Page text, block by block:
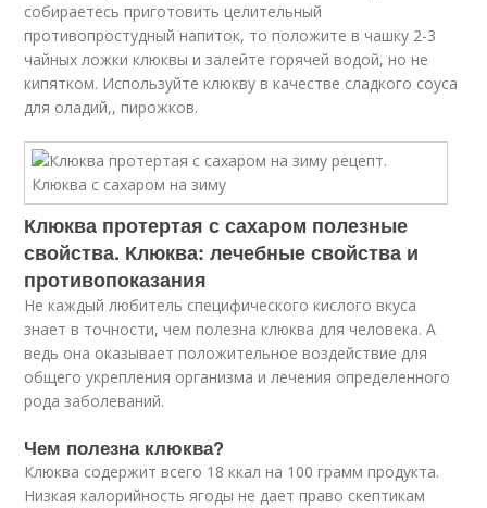
собираетесь приготовить целительный
противопростудный напиток, то положите в чашку 2-3
чайных ложки клюквы и залейте горячей водой, но не
кипятком. Используйте клюкву в качестве сладкого соуса
для оладий,, пирожков.
Клюква протертая с сахаром полезные
свойства. Клюква: лечебные свойства и
противопоказания
Не каждый любитель специфического кислого вкуса
знает в точности, чем полезна клюква для человека. А
ведь она оказывает положительное воздействие для
общего укрепления организма и лечения определенного
рода заболеваний.
Чем полезна клюква?
Клюква содержит всего 18 ккал на 100 грамм продукта.
Низкая калорийность ягоды не дает право скептикам